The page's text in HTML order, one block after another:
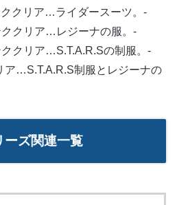
クリア…ライダースーツ。-
クリア…レジーナの服。-
クリア…S.T.A.R.Sの制服。-
ア…S.T.A.R.S制服とレジーナの
ーズ関連一覧